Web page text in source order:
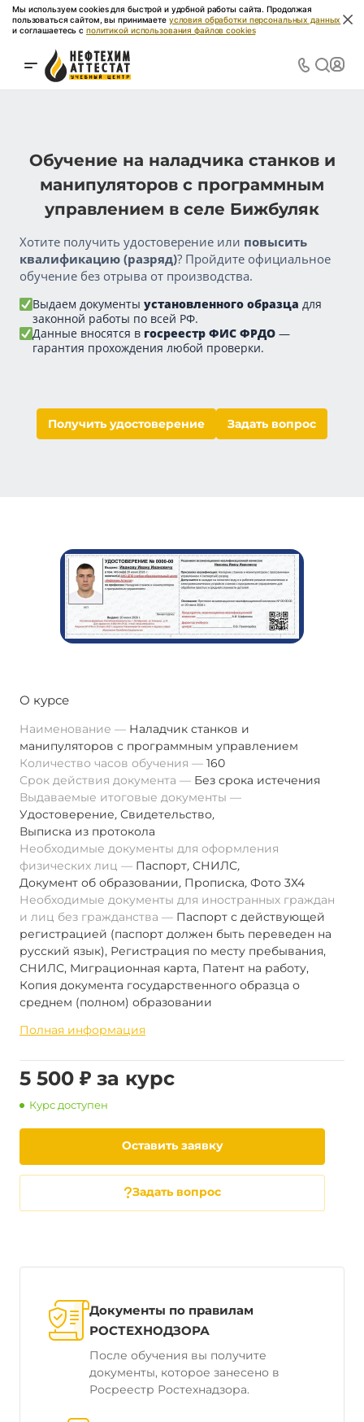
Мы используем cookies для быстрой и удобной работы сайта. Продолжая
пользоваться сайтом, вы принимаете условия обработки персональных данных
и соглашаетесь с политикой использования файлов cookies
Обучение на наладчика станков и
манипуляторов с программным
управлением в селе Бижбуляк
Хотите получить удостоверение или повысить
квалификацию (разряд)? Пройдите официальное
обучение без отрыва от производства.
Выдаем документы установленного образца для
законной работы по всей РФ.
Данные вносятся в госреестр ФИС ФРДО —
гарантия прохождения любой проверки.
Получить удостоверение Задать вопрос
О курсе
Наименование
Наладчик станков и
манипуляторов с программным управлением
Количество часов обучения
160
Срок действия документа
Без срока истечения
Выдаваемые итоговые документы
Удостоверение, Свидетельство,
Выписка из протокола
Необходимые документы для оформления
физических лиц
Паспорт, СНИЛС,
Документ об образовании, Прописка, Фото 3Х4
Необходимые документы для иностранных граждан
и лиц без гражданства
Паспорт с действующей
регистрацией (паспорт должен быть переведен на
русский язык), Регистрация по месту пребывания,
СНИЛС, Миграционная карта, Патент на работу,
Копия документа государственного образца о
среднем (полном) образовании
Полная информация
5 500 ₽ за курс
Курс доступен
Оставить заявку
Задать вопрос
Документы по правилам
РОСТЕХНОДЗОРА
После обучения вы получите
документы, которое занесено в
Росреестр Ростехнадзора.